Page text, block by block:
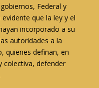
Federal y
que la ley y el
incorporado a su
autoridades a la
quienes definan, en
colectiva, defender